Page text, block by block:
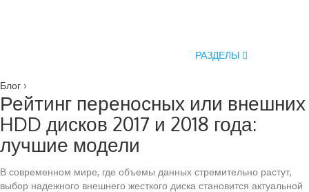
РАЗДЕЛЫ
Блог ›
Рейтинг переносных или внешних
HDD дисков 2017 и 2018 года:
лучшие модели
В современном мире, где объемы данных стремительно растут,
выбор надежного внешнего жесткого диска становится актуальной